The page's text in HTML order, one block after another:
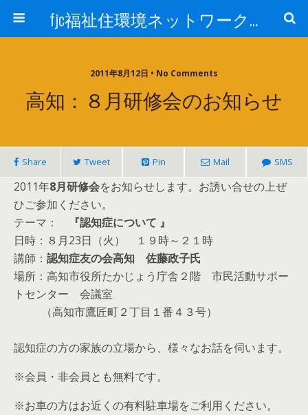
fjc福祉住環境ネットワーク会議
2011年8月12日 • No Comments
高知：８月研修会のお知らせ
Share Tweet Pin Mail SMS
2011年8月研修会をお知らせします。お誘い合せの上ぜ
ひご参加ください。
テーマ：
『認知症について 』
日時：８月23日（火） １９時～２１時
講師： 認知症友の会高知 佐藤政子氏
場所：高知市役所たかじょう庁舎２階 市民活動サポー
トセンター 会議室
（高知市鷹匠町２丁目１番４３号）
認知症の方の家族の立場から、様々なお話を伺います。
※会員・非会員とも無料です。
※お車の方はお近くの有料駐車場をご利用ください。